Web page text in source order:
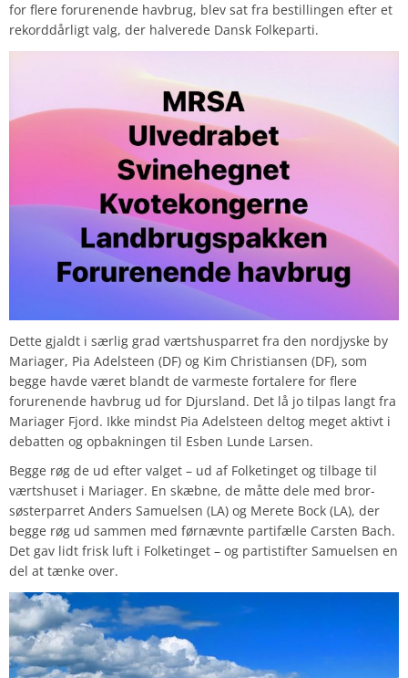
for flere forurenende havbrug, blev sat fra bestillingen efter et
rekorddårligt valg, der halverede Dansk Folkeparti.
Dette gjaldt i særlig grad værtshusparret fra den nordjyske by
Mariager, Pia Adelsteen (DF) og Kim Christiansen (DF), som
begge havde været blandt de varmeste fortalere for flere
forurenende havbrug ud for Djursland. Det lå jo tilpas langt fra
Mariager Fjord. Ikke mindst Pia Adelsteen deltog meget aktivt i
debatten og opbakningen til Esben Lunde Larsen.
Begge røg de ud efter valget – ud af Folketinget og tilbage til
værtshuset i Mariager. En skæbne, de måtte dele med bror-
søsterparret Anders Samuelsen (LA) og Merete Bock (LA), der
begge røg ud sammen med førnævnte partifælle Carsten Bach.
Det gav lidt frisk luft i Folketinget – og partistifter Samuelsen en
del at tænke over.